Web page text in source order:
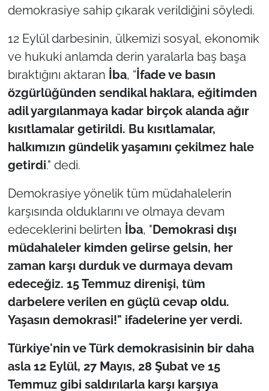
demokrasiye sahip çıkarak verildiğini söyledi.
12 Eylül darbesinin, ülkemizi sosyal, ekonomik
ve hukuki anlamda derin yaralarla baş başa
bıraktığını aktaran İba, “İfade ve basın
özgürlüğünden sendikal haklara, eğitimden
adil yargılanmaya kadar birçok alanda ağır
kısıtlamalar getirildi. Bu kısıtlamalar,
halkımızın gündelik yaşamını çekilmez hale
getirdi." dedi.
Demokrasiye yönelik tüm müdahalelerin
karşısında olduklarını ve olmaya devam
edeceklerini belirten İba, "Demokrasi dışı
müdahaleler kimden gelirse gelsin, her
zaman karşı durduk ve durmaya devam
edeceğiz. 15 Temmuz direnişi, tüm
darbelere verilen en güçlü cevap oldu.
Yaşasın demokrasi!" ifadelerine yer verdi.
Türkiye'nin ve Türk demokrasisinin bir daha
asla 12 Eylül, 27 Mayıs, 28 Şubat ve 15
Temmuz gibi saldırılarla karşı karşıya
İş Dünyası
Bilim Teknoloji
English News
Canlı Maç
Genel-A